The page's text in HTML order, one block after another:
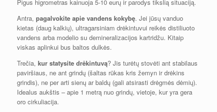
Pigus higrometras kainuoja 5-10 eurų ir parodys tikslią situaciją.
Antra, pagalvokite apie vandens kokybę. Jei jūsų vanduo
kietas (daug kalkių), ultragarsiniam drėkintuvui reikės distiliuoto
vandens arba modelio su demineralizacijos kartridžu. Kitaip
viskas aplinkui bus baltos dulkės.
Trečia, kur statysite drėkintuvą? Jis turėtų stovėti ant stabilaus
paviršiaus, ne ant grindų (šaltas rūkas kris žemyn ir drėkins
grindis), ne per arti sienų ar baldų (gali atsirasti drėgmės dėmių).
Idealus aukštis – apie 1 metrą nuo grindų, vietoje, kur yra gera
oro cirkuliacija.